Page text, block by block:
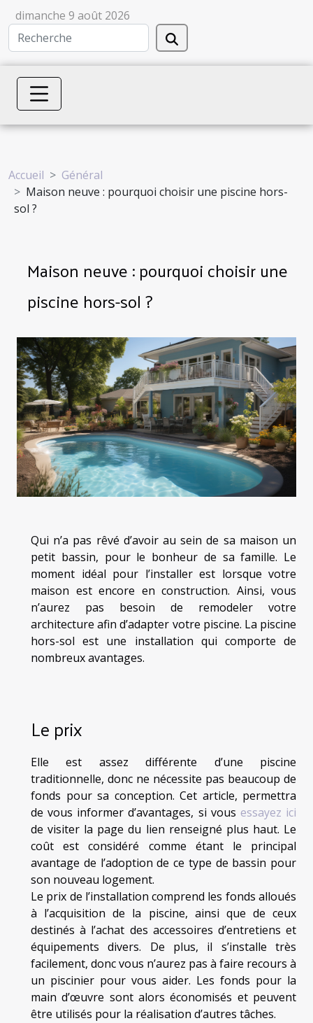
dimanche 9 août 2026
Accueil
Général
Maison neuve : pourquoi choisir une piscine hors-
sol ?
Maison neuve : pourquoi choisir une
piscine hors-sol ?
Qui n’a pas rêvé d’avoir au sein de sa maison un
petit bassin, pour le bonheur de sa famille. Le
moment idéal pour l’installer est lorsque votre
maison est encore en construction. Ainsi, vous
n’aurez pas besoin de remodeler votre
architecture afin d’adapter votre piscine. La piscine
hors-sol est une installation qui comporte de
nombreux avantages.
Le prix
Elle est assez différente d’une piscine
traditionnelle, donc ne nécessite pas beaucoup de
fonds pour sa conception. Cet article, permettra
de vous informer d’avantages, si vous essayez ici
de visiter la page du lien renseigné plus haut. Le
coût est considéré comme étant le principal
avantage de l’adoption de ce type de bassin pour
son nouveau logement.
Le prix de l’installation comprend les fonds alloués
à l’acquisition de la piscine, ainsi que de ceux
destinés à l’achat des accessoires d’entretiens et
équipements divers. De plus, il s’installe très
facilement, donc vous n’aurez pas à faire recours à
un piscinier pour vous aider. Les fonds pour la
main d’œuvre sont alors économisés et peuvent
être utilisés pour la réalisation d’autres tâches.